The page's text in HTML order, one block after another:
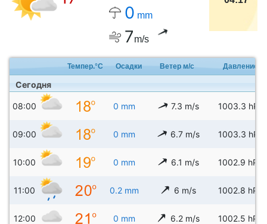
0 mm
7m/s
Темпер.°C Осадки Ветер м/с Давление
Сегодня
08:00 0 mm 7.3 m/s 1003.3 hPa
09:00 0 mm 6.7 m/s 1003.3 hPa
10:00 0 mm 6.1 m/s 1002.9 hPa
11:00 0.2 mm 6 m/s 1002.8 hPa
12:00 0 mm 6.2 m/s 1002.5 hPa